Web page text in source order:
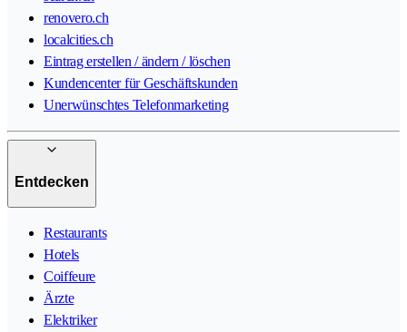
renovero.ch
localcities.ch
Eintrag erstellen / ändern / löschen
Kundencenter für Geschäftskunden
Unerwünschtes Telefonmarketing
Entdecken
Restaurants
Hotels
Coiffeure
Ärzte
Elektriker